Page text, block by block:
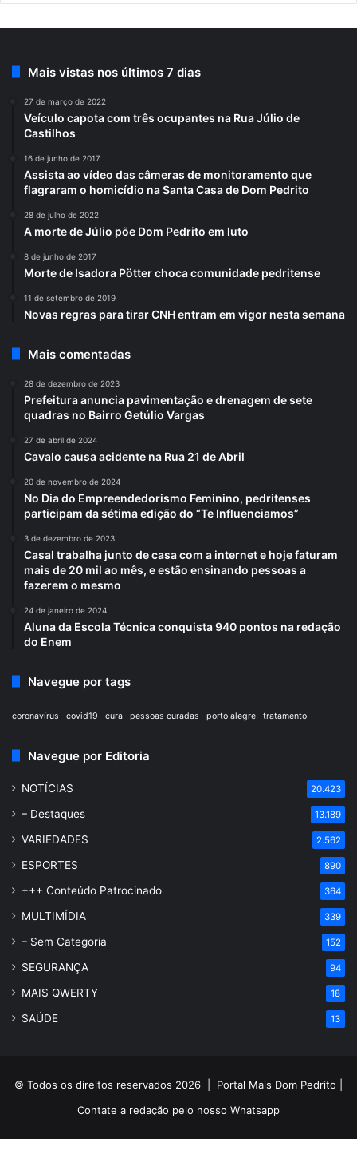
Mais vistas nos últimos 7 dias
27 de março de 2022
Veículo capota com três ocupantes na Rua Júlio de
Castilhos
16 de junho de 2017
Assista ao vídeo das câmeras de monitoramento que
flagraram o homicídio na Santa Casa de Dom Pedrito
28 de julho de 2022
A morte de Júlio põe Dom Pedrito em luto
8 de junho de 2017
Morte de Isadora Pötter choca comunidade pedritense
11 de setembro de 2019
Novas regras para tirar CNH entram em vigor nesta semana
Mais comentadas
28 de dezembro de 2023
Prefeitura anuncia pavimentação e drenagem de sete
quadras no Bairro Getúlio Vargas
27 de abril de 2024
Cavalo causa acidente na Rua 21 de Abril
20 de novembro de 2024
No Dia do Empreendedorismo Feminino, pedritenses
participam da sétima edição do “Te Influenciamos”
3 de dezembro de 2023
Casal trabalha junto de casa com a internet e hoje faturam
mais de 20 mil ao mês, e estão ensinando pessoas a
fazerem o mesmo
24 de janeiro de 2024
Aluna da Escola Técnica conquista 940 pontos na redação
do Enem
Navegue por tags
coronavírus covid19 cura pessoas curadas porto alegre tratamento
Navegue por Editoria
NOTÍCIAS 20.423
– Destaques 13.189
VARIEDADES 2.562
ESPORTES 890
+++ Conteúdo Patrocinado 364
MULTIMÍDIA 339
– Sem Categoria 152
SEGURANÇA 94
MAIS QWERTY 18
SAÚDE 13
© Todos os direitos reservados 2026 | Portal Mais Dom Pedrito
Contate a redação pelo nosso Whatsapp